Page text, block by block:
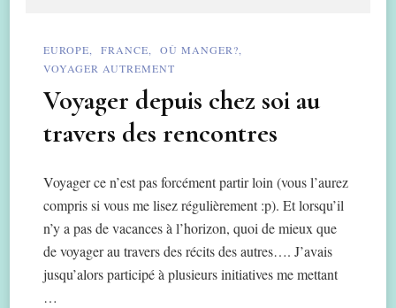
EUROPE FRANCE
OÙ MANGER?
VOYAGER AUTREMENT
Voyager depuis chez soi au
travers des rencontres
Voyager ce n’est pas forcément partir loin (vous l’aurez
compris si vous me lisez régulièrement :p). Et lorsqu’il
n’y a pas de vacances à l’horizon, quoi de mieux que
de voyager au travers des récits des autres…. J’avais
jusqu’alors participé à plusieurs initiatives me mettant
…